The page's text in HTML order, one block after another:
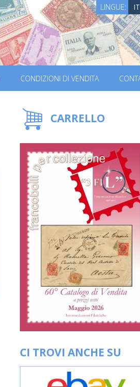
LINGUE: IT
CONDIZIONI DI VENDITA
CARRELLO
CI TROVI ANCHE SU